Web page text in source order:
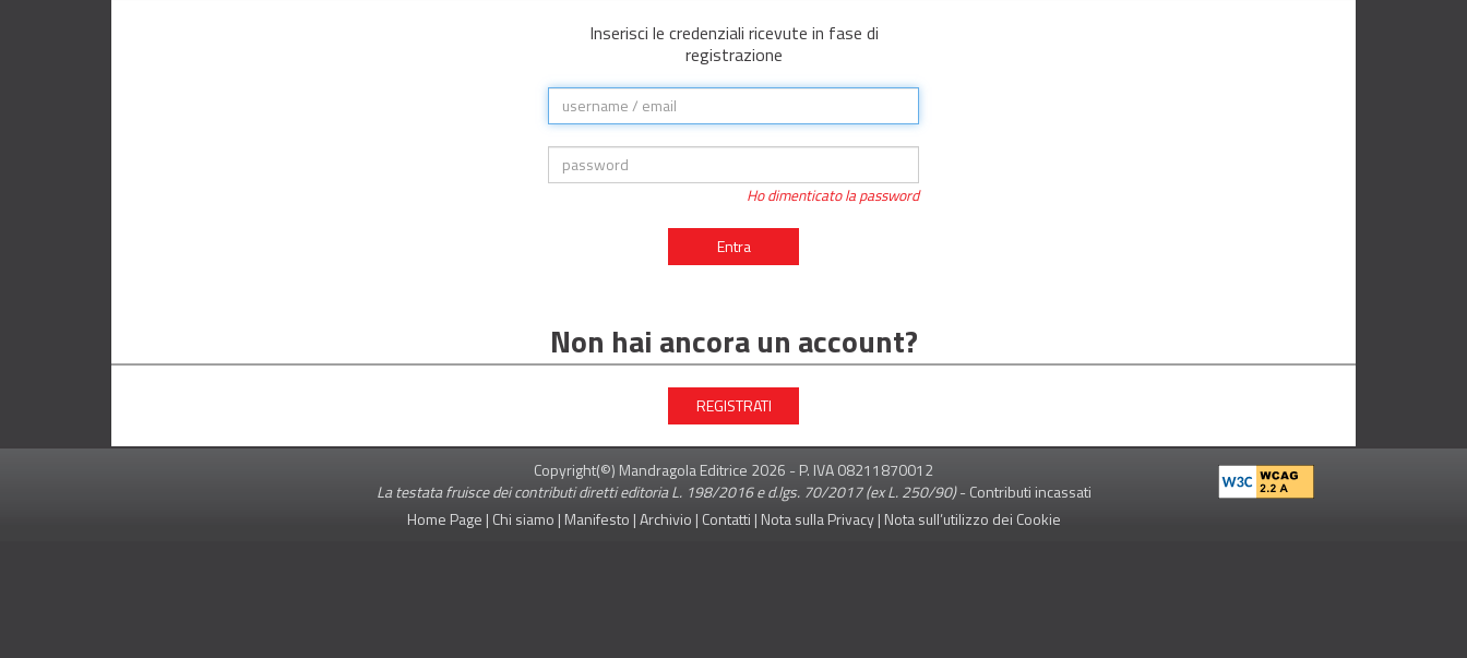
Inserisci le credenziali ricevute in fase di
registrazione
Ho dimenticato la password
Entra
Non hai ancora un account?
REGISTRATI
Copyright(©) Mandragola Editrice 2026 - P. IVA 08211870012
La testata fruisce dei contributi diretti editoria L. 198/2016 e d.lgs. 70/2017 (ex L. 250/90)-Contributi incassati
Home Page | Chi siamo | Manifesto |Archivio | Contatti | Nota sulla Privacy| Nota sull’utilizzo dei Cookie